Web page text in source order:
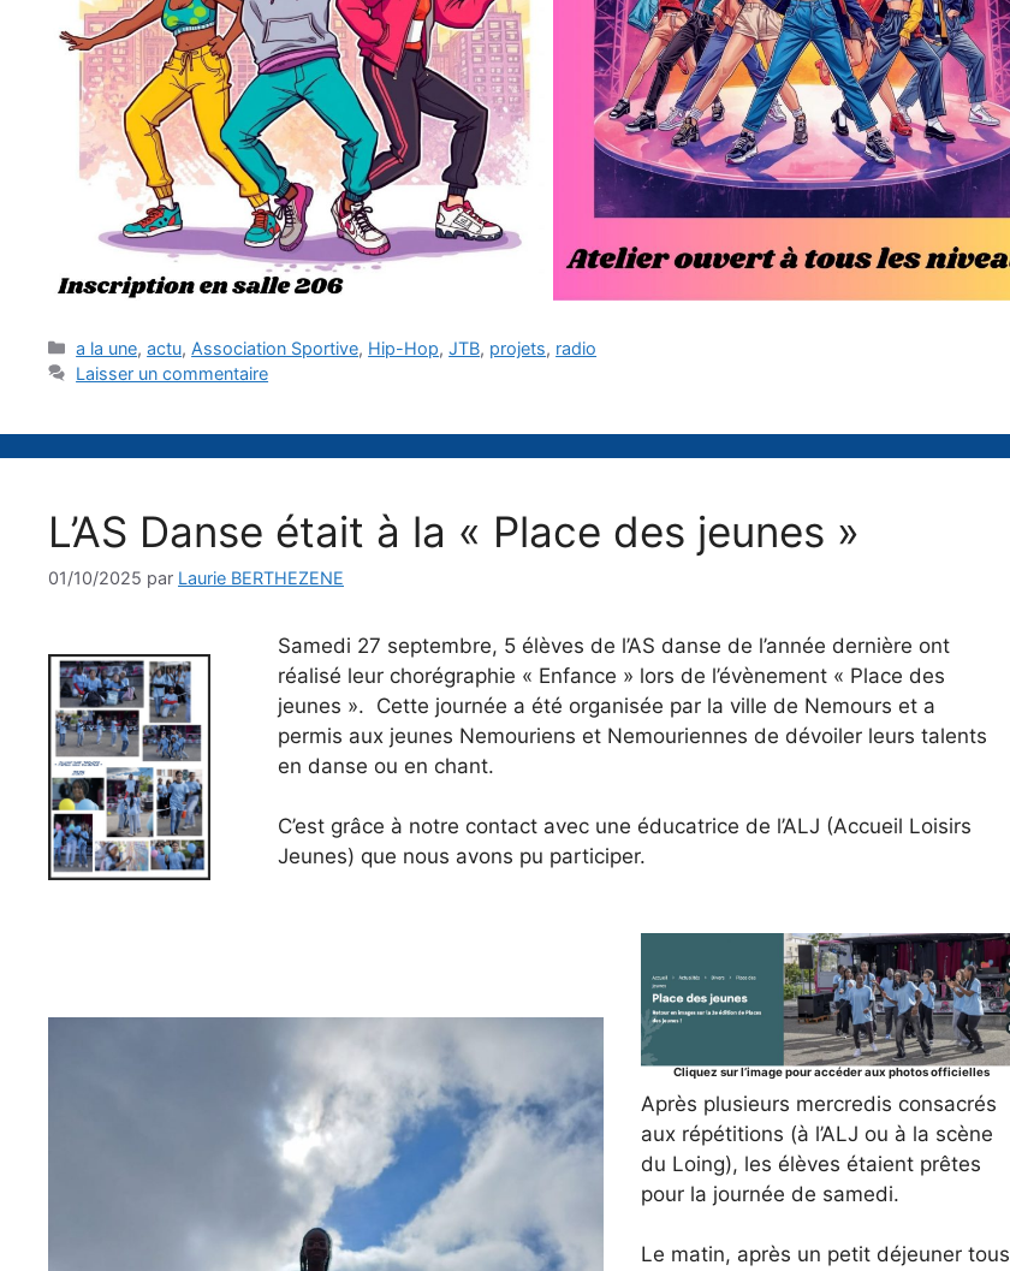
Catégories
a la une,actu, Association Sportive, Hip-Hop,JTB, projets, radio
Laisser un commentaire
L’AS Danse était à la « Place des jeunes »
01/10/2025 par Laurie BERTHEZENE
Samedi 27 septembre, 5 élèves de l’AS danse de l’année dernière ont
réalisé leur chorégraphie « Enfance » lors de l’évènement « Place des
jeunes ». Cette journée a été organisée par la ville de Nemours et a
permis aux jeunes Nemouriens et Nemouriennes de dévoiler leurs talents
en danse ou en chant.
C’est grâce à notre contact avec une éducatrice de l’ALJ (Accueil Loisirs
Jeunes) que nous avons pu participer.
Cliquez sur l’image pour accéder aux photos officielles
Après plusieurs mercredis consacrés
aux répétitions (à l’ALJ ou à la scène
du Loing), les élèves étaient prêtes
pour la journée de samedi.
Le matin, après un petit déjeuner tous